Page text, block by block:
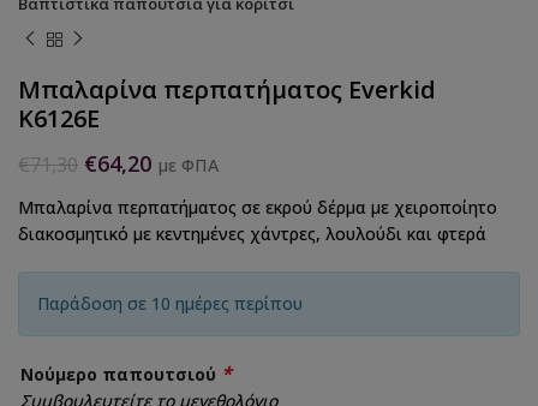
Μπαλαρίνα περπατήματος Everkid
K6126E
€71,30 €64,20 με ΦΠΑ
Μπαλαρίνα περπατήματος σε εκρού δέρμα με χειροποίητο
διακοσμητικό με κεντημένες χάντρες, λουλούδι και φτερά
Παράδοση σε 10 ημέρες περίπου
Νούμερο παπουτσιού *
Συμβουλευτείτε το μεγεθολόγιο